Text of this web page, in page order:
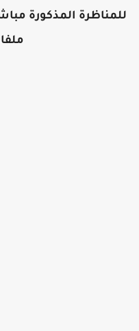
للمناظرة المذكورة